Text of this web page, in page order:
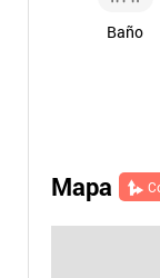
Baño
Mapa